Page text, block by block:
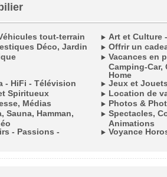
tout-terrain
Art et Culture
Déco, Jardin
Offrir un
Vacances en
Camping-Car,
Home
- HiFi - Télévision
Jeux et Jouets
Spiritueux
Location de
Médias
Photos &
Sauna, Hamman,
Spectacles,
Animations
- Passions - Voyance